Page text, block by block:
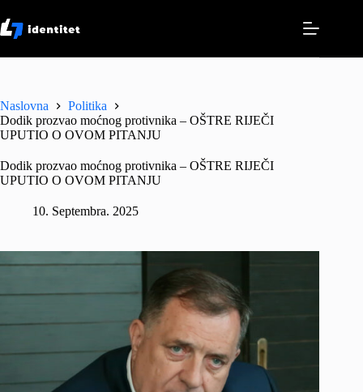
to
content
Naslovna
Politika
Dodik prozvao moćnog protivnika – OŠTRE RIJEČI
UPUTIO O OVOM PITANJU
Dodik prozvao moćnog protivnika – OŠTRE RIJEČI
UPUTIO O OVOM PITANJU
10. Septembra. 2025